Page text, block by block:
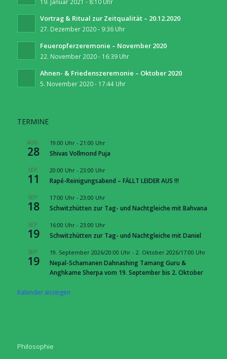
Vortrag & Ritual zur Zeitqualität – 20.12.2020
27. Dezember 2020 - 9:36 Uhr
Feueropferzeremonie – November 2020
22. November 2020 - 16:39 Uhr
Ahnen- & Friedenszeremonie – Oktober 2020
5. November 2020 - 17:44 Uhr
TERMINE
AUG.
28
19:00 Uhr- 21:00 Uhr
Shivas Vollmond Puja
SEP.
11
20:00 Uhr- 23:00 Uhr
Rapé-Reinigungsabend – FÄLLT LEIDER AUS !!!
SEP.
18
17:00 Uhr- 23:00 Uhr
Schwitzhütten zur Tag- und Nachtgleiche mit Bahvana
SEP.
19
16:00 Uhr- 23:00 Uhr
Schwitzhütten zur Tag- und Nachtgleiche mit Daniel
SEP.
19
19. September 2026/20:00 Uhr- 2. Oktober 2026/17:00 Uhr
Nepal-Schamanen Dahnashing Tamang Guru &
Anghkame Sherpa vom 19. September bis 2. Oktober
Kalender anzeigen
Philosophie